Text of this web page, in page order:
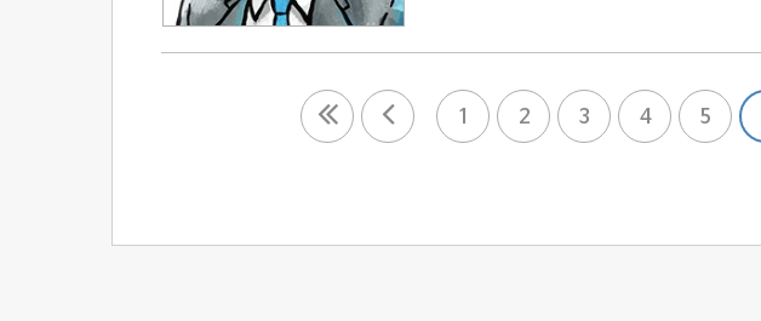
1 2 3 4 5